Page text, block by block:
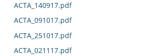
ACTA_140917.pdf
ACTA_091017.pdf
ACTA_251017.pdf
ACTA_021117.pdf